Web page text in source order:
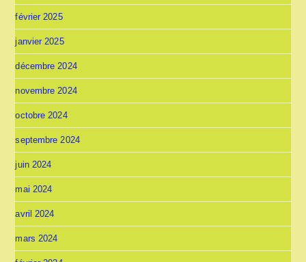
février 2025
janvier 2025
décembre 2024
novembre 2024
octobre 2024
septembre 2024
juin 2024
mai 2024
avril 2024
mars 2024